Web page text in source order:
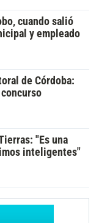
cuando salió
y empleado
de Córdoba:
"Es una
inteligentes"